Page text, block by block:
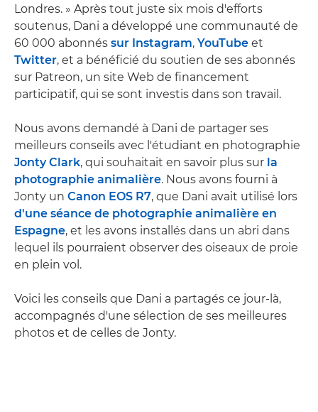
Londres. » Après tout juste six mois d'efforts
soutenus, Dani a développé une communauté de
60 000 abonnés sur Instagram, YouTube et
Twitter, et a bénéficié du soutien de ses abonnés
sur Patreon, un site Web de financement
participatif, qui se sont investis dans son travail.
Nous avons demandé à Dani de partager ses
meilleurs conseils avec l'étudiant en photographie
Jonty Clark, qui souhaitait en savoir plus sur la
photographie animalière. Nous avons fourni à
Jonty un Canon EOS R7, que Dani avait utilisé lors
d'une séance de photographie animalière en
Espagne, et les avons installés dans un abri dans
lequel ils pourraient observer des oiseaux de proie
en plein vol.
Voici les conseils que Dani a partagés ce jour-là,
accompagnés d'une sélection de ses meilleures
photos et de celles de Jonty.